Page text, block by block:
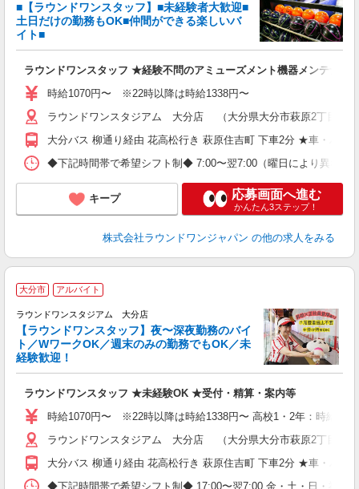
■【ラウンドワンスタッフ】■未経験者大歓迎■
土日だけの勤務もOK■仲間ができる楽しいバ
イト■
ラウンドワンスタッフ ★経験不問のアミューズメント機器メンテナン
時給1070円〜 ※22時以降は時給1338円〜
ラウンドワンスタジアム 大分店 （大分県大分市萩原2丁目13-
大分バス 柳通り経由 花高松行き 萩原住吉町 下車2分 ★車・バイ
◆下記時間帯で希望シフト制◆ 7:00〜翌7:00（曜日により異な
キープ 応募画面へ進む
かんたん3ステップ！
株式会社ラウンドワンジャパン の他の求人をみる
大分市 アルバイト
ラウンドワンスタジアム 大分店
【ラウンドワンスタッフ】夜〜深夜勤務のバイ
ト／WワークOK／週末のみの勤務でもOK／未
経験歓迎！
ラウンドワンスタッフ ★未経験OK ★受付・精算・案内等
時給1070円〜 ※22時以降は時給1338円〜 高校1・2年：時給
ラウンドワンスタジアム 大分店 （大分県大分市萩原2丁目13-
大分バス 柳通り経由 花高松行き 萩原住吉町 下車2分 ★車・バイ
◆下記時間帯で希望シフト制◆ 17:00〜翌7:00 金・土・日・祝前